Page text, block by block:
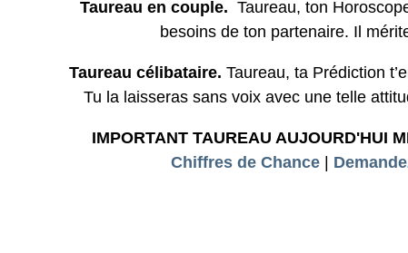
Taureau en couple. Taureau, ton
besoins de ton partenaire. Il
Taureau célibataire. Taureau, ta Prédiction
Tu la laisseras sans voix avec une telle
IMPORTANT TAUREAU AUJOURD'HUI
Chiffres de Chance |